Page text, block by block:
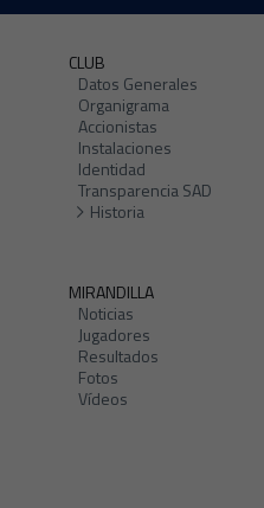
CLUB
Datos Generales
Organigrama
Accionistas
Instalaciones
Identidad
Transparencia SAD
Historia
MIRANDILLA
Noticias
Jugadores
Resultados
Fotos
Vídeos